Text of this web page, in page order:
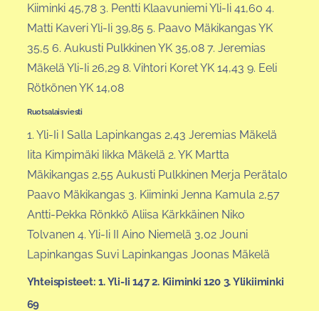
Kiiminki 45,78 3. Pentti Klaavuniemi Yli-Ii 41,60 4.
Matti Kaveri Yli-Ii 39,85 5. Paavo Mäkikangas YK
35,5 6. Aukusti Pulkkinen YK 35,08 7. Jeremias
Mäkelä Yli-Ii 26,29 8. Vihtori Koret YK 14,43 9. Eeli
Rötkönen YK 14,08
Ruotsalaisviesti
1. Yli-Ii I Salla Lapinkangas 2,43 Jeremias Mäkelä
Iita Kimpimäki Iikka Mäkelä 2. YK Martta
Mäkikangas 2,55 Aukusti Pulkkinen Merja Perätalo
Paavo Mäkikangas 3. Kiiminki Jenna Kamula 2,57
Antti-Pekka Rönkkö Aliisa Kärkkäinen Niko
Tolvanen 4. Yli-Ii II Aino Niemelä 3,02 Jouni
Lapinkangas Suvi Lapinkangas Joonas Mäkelä
Yhteispisteet: 1. Yli-Ii 147 2. Kiiminki 120 3. Ylikiiminki
69